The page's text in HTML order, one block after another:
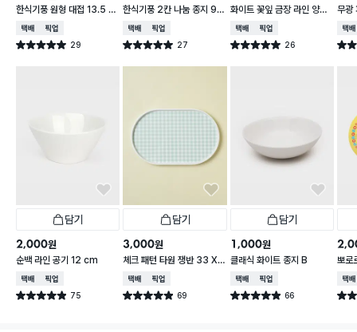
한식기풍 원형 대접 13.5 c
m
택배배송매장픽업
별점 5.0점 29
건 작성
한식기풍 2칸 나눔 종지 9 c
m
택배배송매장픽업
별점 5.0점 27
건 작성
화이트 꽃잎 금장 라인 양각
종지 10 cm
택배배송매장픽업
별점 5.0점 26
건 작성
무광
접
택배
별점
담기
2,000원
순백 라인 공기 12 cm
택배배송매장픽업
별점 4.9점 75
건 작성
담기
3,000원
체크 패턴 타원 쟁반 33 X
21 cm
택배배송매장픽업
별점 4.9점 69
건 작성
담기
1,000원
클래식 화이트 종지 B
택배배송매장픽업
별점 4.9점 66
건 작성
뽀로
cm
택배
별점